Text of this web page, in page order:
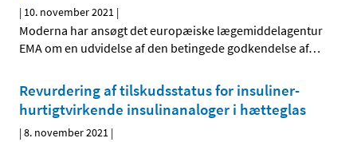
| 10. november 2021 |
Moderna har ansøgt det europæiske lægemiddelagentur
EMA om en udvidelse af den betingede godkendelse af…
Revurdering af tilskudsstatus for insuliner-
hurtigtvirkende insulinanaloger i hætteglas
|8. november 2021 |